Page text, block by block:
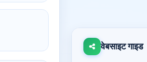
वेबसाइट गाइड